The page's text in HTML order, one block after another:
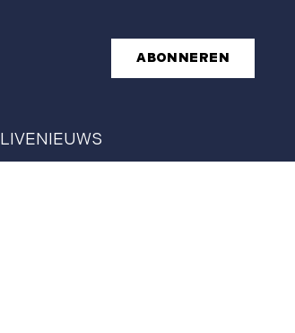
ABONNEREN
LIVENIEUWS